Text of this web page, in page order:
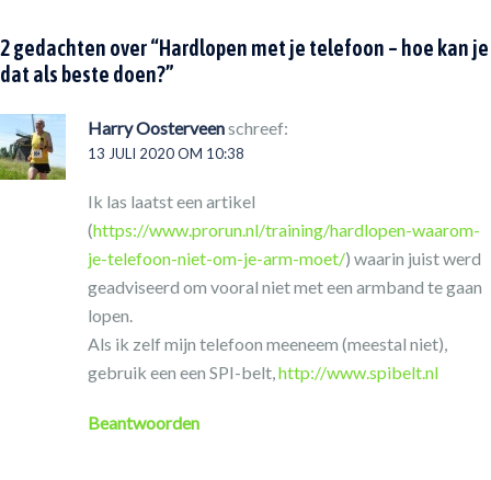
2 gedachten over “Hardlopen met je telefoon – hoe kan je
dat als beste doen?”
Harry Oosterveenschreef:
13 JULI 2020 OM 10:38
Ik las laatst een artikel
(https://www.prorun.nl/training/hardlopen-waarom-
je-telefoon-niet-om-je-arm-moet/) waarin juist werd
geadviseerd om vooral niet met een armband te gaan
lopen.
Als ik zelf mijn telefoon meeneem (meestal niet),
gebruik een een SPI-belt,http://www.spibelt.nl
Beantwoorden